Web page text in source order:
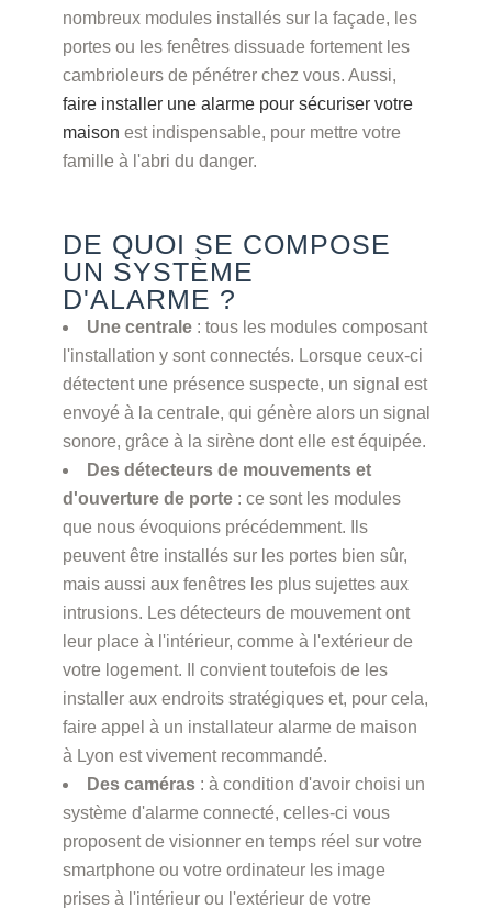
nombreux modules installés sur la façade, les
portes ou les fenêtres dissuade fortement les
cambrioleurs de pénétrer chez vous. Aussi,
faire installer une alarme pour sécuriser votre
maison est indispensable, pour mettre votre
famille à l'abri du danger.
DE QUOI SE COMPOSE
UN SYSTÈME
D'ALARME ?
Une centrale: tous les modules composant
l'installation y sont connectés. Lorsque ceux-ci
détectent une présence suspecte, un signal est
envoyé à la centrale, qui génère alors un signal
sonore, grâce à la sirène dont elle est équipée.
Des détecteurs de mouvements et
d'ouverture de porte: ce sont les modules
que nous évoquions précédemment. Ils
peuvent être installés sur les portes bien sûr,
mais aussi aux fenêtres les plus sujettes aux
intrusions. Les détecteurs de mouvement ont
leur place à l'intérieur, comme à l'extérieur de
votre logement. Il convient toutefois de les
installer aux endroits stratégiques et, pour cela,
faire appel à un installateur alarme de maison
à Lyon est vivement recommandé.
Des caméras: à condition d'avoir choisi un
système d'alarme connecté, celles-ci vous
proposent de visionner en temps réel sur votre
smartphone ou votre ordinateur les image
prises à l'intérieur ou l'extérieur de votre